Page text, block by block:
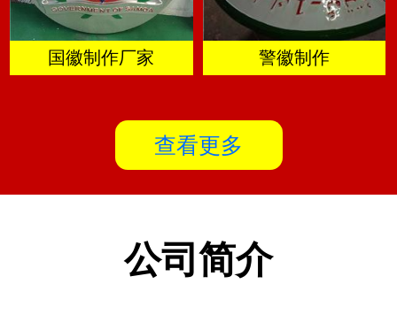
国徽制作厂家 警徽制作
查看更多
公司简介